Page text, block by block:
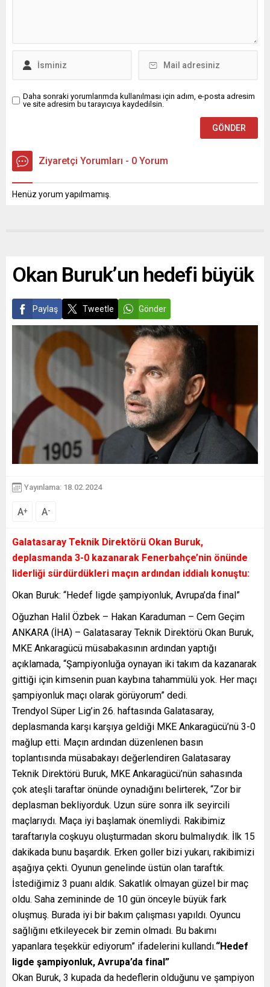
Daha sonraki yorumlarımda kullanılması için adım, e-posta adresim
ve site adresim bu tarayıcıya kaydedilsin.
Ziyaretçi Yorumları - 0 Yorum
Henüz yorum yapılmamış.
Okan Buruk’un hedefi büyük
Paylaş Tweetle Gönder
Yayınlama: 18.02.2024
A+ A-
Galatasaray Teknik Direktörü Okan Buruk,
deplasmanda 3-0 kazanarak Fenerbahçe’nin önünde
liderliği sürdürdükleri maçın ardından iddialı konuştu:
Okan Buruk: “Hedef ligde şampiyonluk, Avrupa’da final”
Oğuzhan Halil Özbek – Hakan Karaduman – Cem Geçim
ANKARA (İHA) – Galatasaray Teknik Direktörü Okan Buruk,
MKE Ankaragücü müsabakasının ardından yaptığı
açıklamada, “Şampiyonluğa oynayan iki takım da kazanarak
gittiği için kimsenin puan kaybına tahammülü yok. Her maçı
şampiyonluk maçı olarak görüyorum” dedi.
Trendyol Süper Lig’in 26. haftasında Galatasaray,
deplasmanda karşı karşıya geldiği MKE Ankaragücü’nü 3-0
mağlup etti. Maçın ardından düzenlenen basın
toplantısında müsabakayı değerlendiren Galatasaray
Teknik Direktörü Buruk, MKE Ankaragücü’nün sahasında
çok ateşli taraftar önünde oynadığını belirterek, “Zor bir
deplasman bekliyorduk. Uzun süre sonra ilk seyircili
maçlarıydı. Maça iyi başlamak önemliydi. Rakibimiz
taraftarıyla coşkuyu oluşturmadan skoru bulmalıydık. İlk 15
dakikada bunu başardık. Erken goller bizi yukarı, rakibimizi
aşağıya çekti. Oyunun genelinde üstün olan taraftık.
İstediğimiz 3 puanı aldık. Sakatlık olmayan güzel bir maç
oldu. Saha zemininde de 10 gün önceyle büyük fark
oluşmuş. Burada iyi bir bakım çalışması yapıldı. Oyuncu
sağlığını etkileyecek bir zemin olmadı. Bu bakımı
yapanlara teşekkür ediyorum” ifadelerini kullandı.“Hedef
ligde şampiyonluk, Avrupa’da final”
Okan Buruk, 3 kupada da hedeflerin olduğunu ve şampiyon